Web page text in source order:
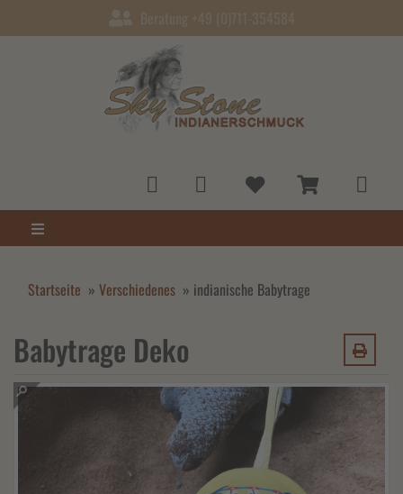
Startseite » Verschiedenes » indianische Babytrage
Babytrage Deko